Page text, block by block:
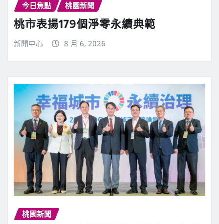
今日焦點 桃園新聞
桃市表揚179個淨零永續典範
新聞中心 8 月 6, 2026
桃園新聞